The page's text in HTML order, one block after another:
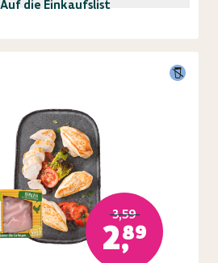
Auf die Einkaufsliste
3,59
2,89